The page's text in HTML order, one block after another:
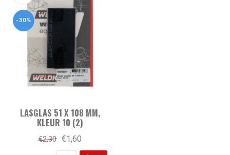
-30%
LASGLAS 51 X 108 MM,
KLEUR 10 (2)
€2,30 €1,60